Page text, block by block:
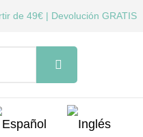
de 49€ | Devolución GRATIS